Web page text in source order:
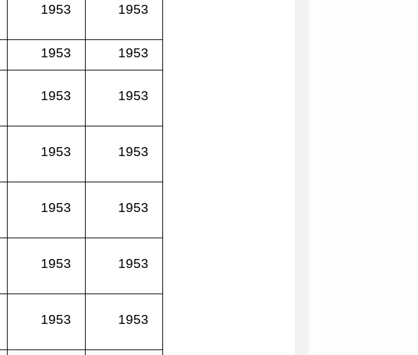
1953 1953
1953 1953
1953 1953
1953 1953
1953 1953
1953 1953
1953 1953